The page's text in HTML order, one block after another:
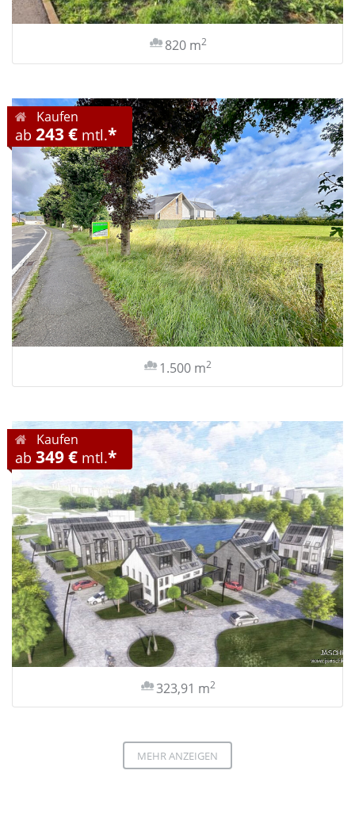
820 m2
Kaufen
ab 243 € mtl.*
1.500 m2
Kaufen
ab 349 € mtl.*
323,91 m2
MEHR ANZEIGEN